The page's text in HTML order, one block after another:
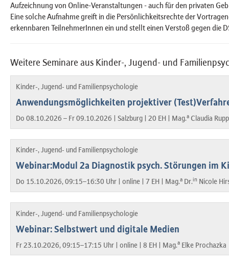
Aufzeichnung von Online-Veranstaltungen - auch für den privaten
Eine solche Aufnahme greift in die Persönlichkeitsrechte der
erkennbaren TeilnehmerInnen ein und stellt einen Verstoß gegen die
Weitere Seminare aus Kinder-, Jugend- und
Kinder-, Jugend- und Familienpsychologie
Anwendungsmöglichkeiten projektiver
Do 08.10.2026 – Fr 09.10.2026 | Salzburg | 20 EH | Mag.a Claudia Rupp
Kinder-, Jugend- und Familienpsychologie
Webinar:Modul 2a Diagnostik psych. Störungen im
Do 15.10.2026, 09:15–16:30 Uhr | online | 7 EH | Mag.a Dr.in Nicole
Kinder-, Jugend- und Familienpsychologie
Webinar: Selbstwert und digitale Medien
Fr 23.10.2026, 09:15–17:15 Uhr | online | 8 EH | Mag.a Elke Prochazka